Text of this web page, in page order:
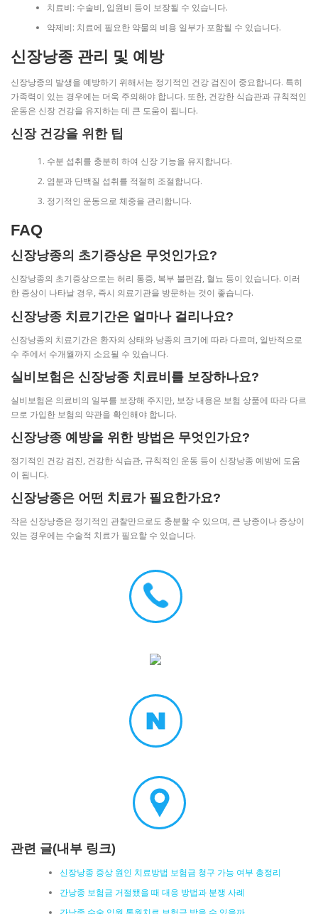
치료비: 수술비, 입원비 등이 보장될 수 있습니다.
약제비: 치료에 필요한 약물의 비용 일부가 포함될 수 있습니다.
신장낭종 관리 및 예방
신장낭종의 발생을 예방하기 위해서는 정기적인 건강 검진이 중요합니다. 특히
가족력이 있는 경우에는 더욱 주의해야 합니다. 또한, 건강한 식습관과 규칙적인
운동은 신장 건강을 유지하는 데 큰 도움이 됩니다.
신장 건강을 위한 팁
수분 섭취를 충분히 하여 신장 기능을 유지합니다.
염분과 단백질 섭취를 적절히 조절합니다.
정기적인 운동으로 체중을 관리합니다.
FAQ
신장낭종의 초기증상은 무엇인가요?
신장낭종의 초기증상으로는 허리 통증, 복부 불편감, 혈뇨 등이 있습니다. 이러
한 증상이 나타날 경우, 즉시 의료기관을 방문하는 것이 좋습니다.
신장낭종 치료기간은 얼마나 걸리나요?
신장낭종의 치료기간은 환자의 상태와 낭종의 크기에 따라 다르며, 일반적으로
수 주에서 수개월까지 소요될 수 있습니다.
실비보험은 신장낭종 치료비를 보장하나요?
실비보험은 의료비의 일부를 보장해 주지만, 보장 내용은 보험 상품에 따라 다르
므로 가입한 보험의 약관을 확인해야 합니다.
신장낭종 예방을 위한 방법은 무엇인가요?
정기적인 건강 검진, 건강한 식습관, 규칙적인 운동 등이 신장낭종 예방에 도움
이 됩니다.
신장낭종은 어떤 치료가 필요한가요?
작은 신장낭종은 정기적인 관찰만으로도 충분할 수 있으며, 큰 낭종이나 증상이
있는 경우에는 수술적 치료가 필요할 수 있습니다.
관련 글(내부 링크)
신장낭종 증상 원인 치료방법 보험금 청구 가능 여부 총정리
간낭종 보험금 거절됐을 때 대응 방법과 분쟁 사례